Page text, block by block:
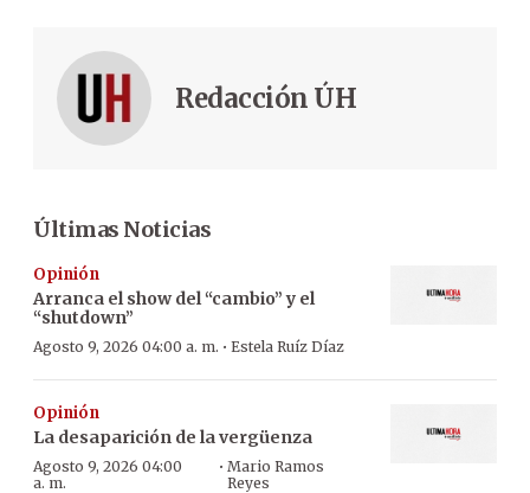
Redacción ÚH
Últimas Noticias
Opinión
Arranca el show del “cambio” y el
“shutdown”
Agosto 9, 2026 04:00 a. m. · Estela Ruíz Díaz
Opinión
La desaparición de la vergüenza
Agosto 9, 2026 04:00
a. m.
· Mario Ramos
Reyes